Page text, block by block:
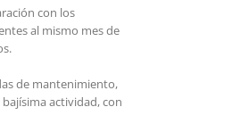
con los
al mismo mes de
de mantenimiento,
actividad, con